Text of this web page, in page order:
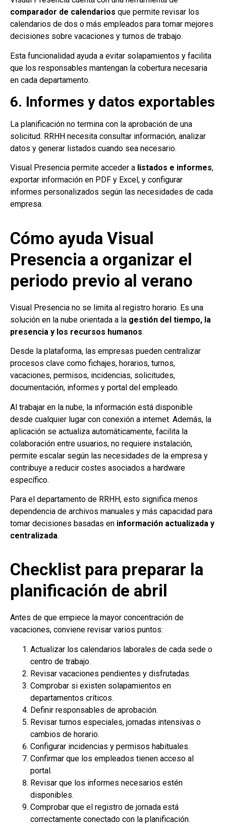
comparador de calendarios que permite revisar los
calendarios de dos o más empleados para tomar mejores
decisiones sobre vacaciones y turnos de trabajo.
Esta funcionalidad ayuda a evitar solapamientos y facilita
que los responsables mantengan la cobertura necesaria
en cada departamento.
6. Informes y datos exportables
La planificación no termina con la aprobación de una
solicitud. RRHH necesita consultar información, analizar
datos y generar listados cuando sea necesario.
Visual Presencia permite acceder a listados e informes,
exportar información en PDF y Excel, y configurar
informes personalizados según las necesidades de cada
empresa.
Cómo ayuda Visual
Presencia a organizar el
periodo previo al verano
Visual Presencia no se limita al registro horario. Es una
solución en la nube orientada a la gestión del tiempo, la
presencia y los recursos humanos.
Desde la plataforma, las empresas pueden centralizar
procesos clave como fichajes, horarios, turnos,
vacaciones, permisos, incidencias, solicitudes,
documentación, informes y portal del empleado.
Al trabajar en la nube, la información está disponible
desde cualquier lugar con conexión a internet. Además, la
aplicación se actualiza automáticamente, facilita la
colaboración entre usuarios, no requiere instalación,
permite escalar según las necesidades de la empresa y
contribuye a reducir costes asociados a hardware
específico.
Para el departamento de RRHH, esto significa menos
dependencia de archivos manuales y más capacidad para
tomar decisiones basadas en información actualizada y
centralizada.
Checklist para preparar la
planificación de abril
Antes de que empiece la mayor concentración de
vacaciones, conviene revisar varios puntos:
Actualizar los calendarios laborales de cada sede o
centro de trabajo.
Revisar vacaciones pendientes y disfrutadas.
Comprobar si existen solapamientos en
departamentos críticos.
Definir responsables de aprobación.
Revisar turnos especiales, jornadas intensivas o
cambios de horario.
Configurar incidencias y permisos habituales.
Confirmar que los empleados tienen acceso al
portal.
Revisar que los informes necesarios estén
disponibles.
Comprobar que el registro de jornada está
correctamente conectado con la planificación.